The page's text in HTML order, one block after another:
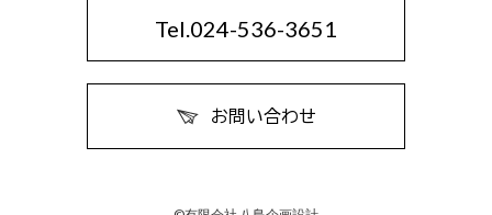
Tel.024-536-3651
お問い合わせ